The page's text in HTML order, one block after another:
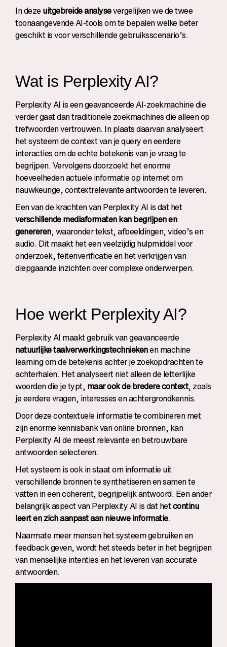
In dezeuitgebreide analysevergelijken we de twee
toonaangevende AI-tools om te bepalen welke beter
geschikt is voor verschillende gebruiksscenario’s.
Wat is Perplexity AI?
Perplexity AI is een geavanceerde AI-zoekmachine die
verder gaat dan traditionele zoekmachines die alleen op
trefwoorden vertrouwen. In plaats daarvan analyseert
het systeem de context van je query en eerdere
interacties om de echte betekenis van je vraag te
begrijpen. Vervolgens doorzoekt het enorme
hoeveelheden actuele informatie op internet om
nauwkeurige, contextrelevante antwoorden te leveren.
Een van de krachten van Perplexity AI is dat het
verschillende mediaformaten kan begrijpen en
genereren, waaronder tekst, afbeeldingen, video’s en
audio. Dit maakt het een veelzijdig hulpmiddel voor
onderzoek, feitenverificatie en het verkrijgen van
diepgaande inzichten over complexe onderwerpen.
Hoe werkt Perplexity AI?
Perplexity AI maakt gebruik van geavanceerde
natuurlijke taalverwerkingstechniekenen machine
learning om de betekenis achter je zoekopdrachten te
achterhalen. Het analyseert niet alleen de letterlijke
woorden die je typt, maar ook de bredere context, zoals
je eerdere vragen, interesses en achtergrondkennis.
Door deze contextuele informatie te combineren met
zijn enorme kennisbank van online bronnen, kan
Perplexity AI de meest relevante en betrouwbare
antwoorden selecteren.
Het systeem is ook in staat om informatie uit
verschillende bronnen te synthetiseren en samen te
vatten in een coherent, begrijpelijk antwoord. Een ander
belangrijk aspect van Perplexity AI is dat hetcontinu
leert en zich aanpast aan nieuwe informatie.
Naarmate meer mensen het systeem gebruiken en
feedback geven, wordt het steeds beter in het begrijpen
van menselijke intenties en het leveren van accurate
antwoorden.